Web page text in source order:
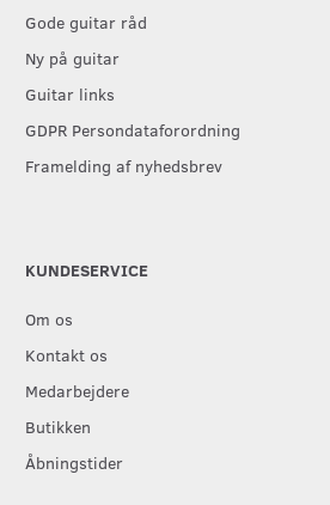
Gode guitar råd
Ny på guitar
Guitar links
GDPR Persondataforordning
Framelding af nyhedsbrev
KUNDESERVICE
Om os
Kontakt os
Medarbejdere
Butikken
Åbningstider